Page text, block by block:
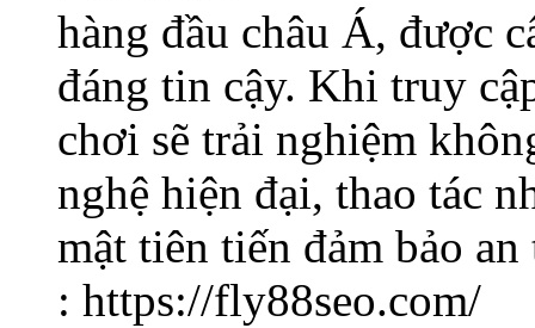
hàng đầu châu Á, được
đáng tin cậy. Khi truy
chơi sẽ trải nghiệm
nghệ hiện đại, thao tác
mật tiên tiến đảm bảo
: https://fly88seo.com/